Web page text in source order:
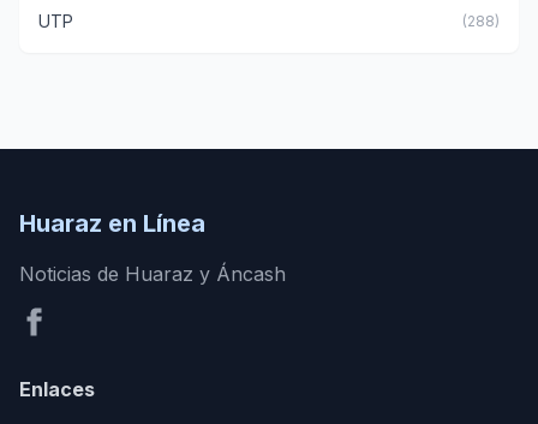
UTP (288)
Huaraz en Línea
Noticias de Huaraz y Áncash
Enlaces